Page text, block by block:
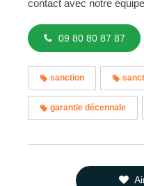
contact avec notre
09 80 80 87 87
sanction
garantie décennale